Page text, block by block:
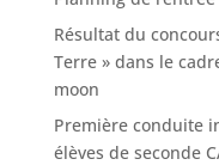
Résultat du
Terre » dans le
moon
Première conduite
élèves de seconde